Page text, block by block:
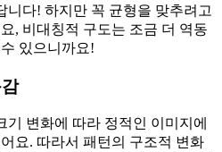
니다! 하지만 꼭 균형을 맞추려고
, 비대칭적 구도는 조금 더 역동
있으니까요!
기 변화에 따라 정적인 이미지에
요. 따라서 패턴의 구조적 변화